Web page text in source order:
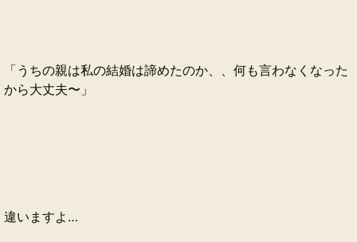
「うちの親は私の結婚は諦めたのか、、何も言わなくなった
から大丈夫〜」
違いますよ…